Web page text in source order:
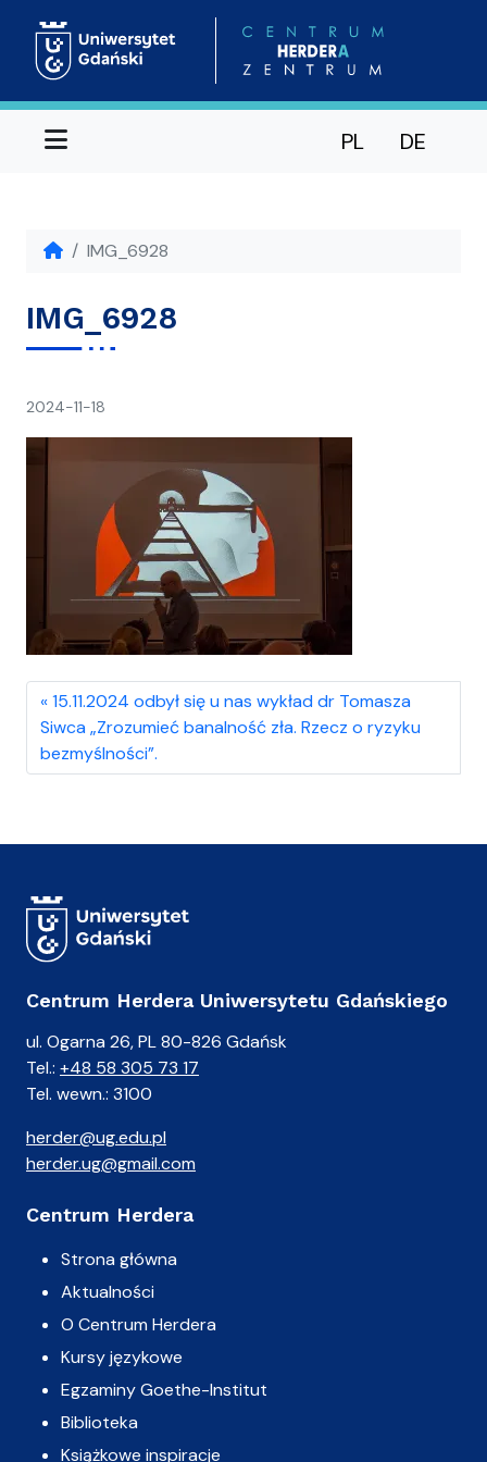
Menu PL DE
IMG_6928
IMG_6928
2024-11-18
15.11.2024 odbył się u nas wykład dr Tomasza
Siwca „Zrozumieć banalność zła. Rzecz o ryzyku
bezmyślności”.
Centrum Herdera Uniwersytetu Gdańskiego
ul. Ogarna 26, PL 80-826 Gdańsk
Tel.: +48 58 305 73 17
Tel. wewn.: 3100
herder@ug.edu.pl
herder.ug@gmail.com
Centrum Herdera
Strona główna
Aktualności
O Centrum Herdera
Kursy językowe
Egzaminy Goethe-Institut
Biblioteka
Książkowe inspiracje